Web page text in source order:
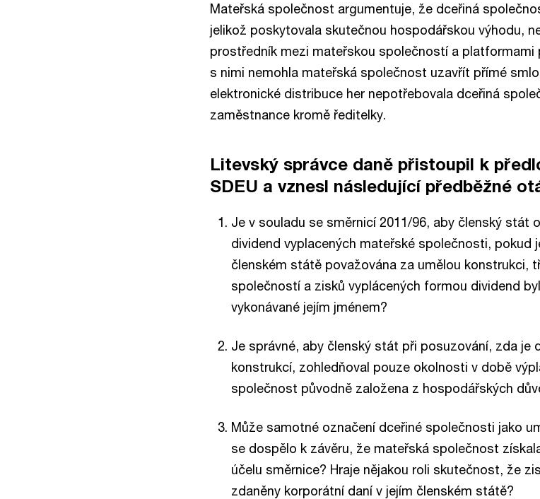
Mateřská společnost argumentuje, že dceřiná
jelikož poskytovala skutečnou hospodářskou výhodu,
prostředník mezi mateřskou společností a platformami
s nimi nemohla mateřská společnost uzavřít přímé
elektronické distribuce her nepotřebovala dceřiná
zaměstnance kromě ředitelky.
Litevský správce daně přistoupil k
SDEU a vznesl následující předběžné
Je v souladu se směrnicí 2011/96, aby členský stát
dividend vyplacených mateřské společnosti, pokud
členském státě považována za umělou konstrukci,
společností a zisků vyplácených formou dividend
vykonávané jejím jménem?
Je správné, aby členský stát při posuzování, zda je
konstrukcí, zohledňoval pouze okolnosti v době
společnost původně založena z hospodářských
Může samotné označení dceřiné společnosti jako
se dospělo k závěru, že mateřská společnost
účelu směrnice? Hraje nějakou roli skutečnost, že
zdaněny korporátní daní v jejím členském státě?